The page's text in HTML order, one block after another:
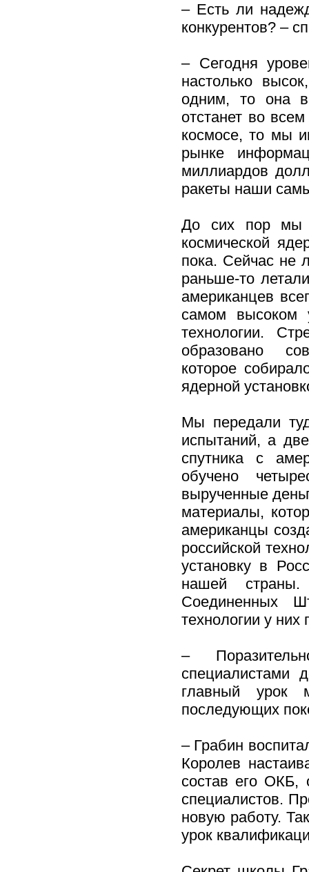
– Есть ли
конкурентов? –
– Сегодня
настолько
одним, то она
отстанет во
космосе, то мы
рынке
миллиардов
ракеты наши
До сих пор мы
космической
пока. Сейчас не
раньше-то
американцев
самом высоком
технологии.
образовано
которое
ядерной
Мы передали
испытаний, а
спутника с
обучено
вырученные
материалы,
американцы
российской
установку в
нашей страны.
Соединенных
технологии у них
–
специалистами
главный урок
последующих
– Грабин
Королев
состав его ОКБ,
специалистов.
новую работу.
урок